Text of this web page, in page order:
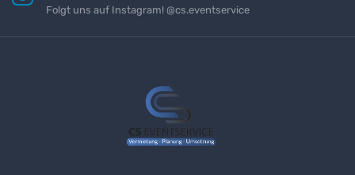
Folgt uns auf Instagram! @cs.eventservice